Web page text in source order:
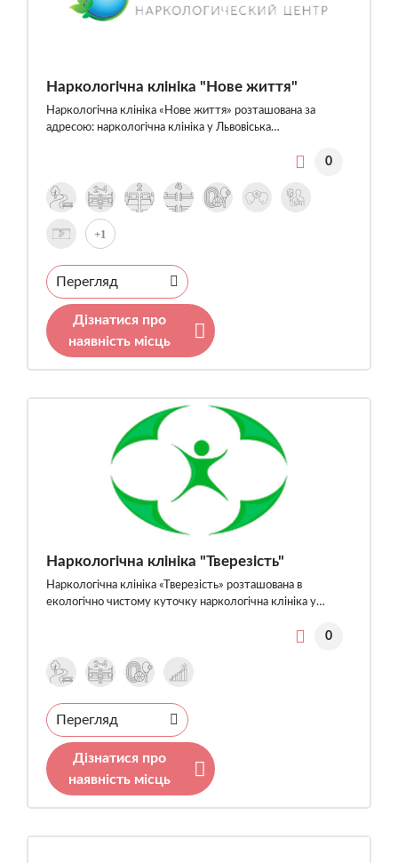
Наркологічна клініка "Нове життя"
Наркологічна клініка «Нове життя» розташована за
адресою: наркологічна клініка у Львовіська…
0
+1
Перегляд
Дізнатися про
наявність місць
Наркологічна клініка "Тверезість"
Наркологічна клініка «Тверезість» розташована в
екологічно чистому куточку наркологічна клініка у…
0
Перегляд
Дізнатися про
наявність місць